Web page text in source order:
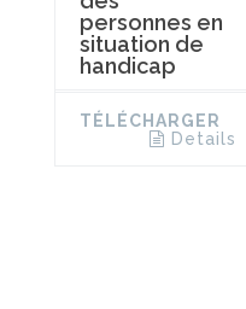
personnes en
situation de
handicap
TÉLÉCHARGER
Details